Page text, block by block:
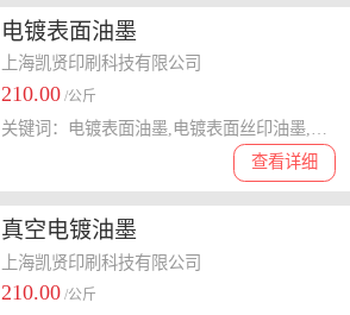
电镀表面油墨
上海凯贤印刷科技有限公司
210.00 /公斤
查看详细
关键词：电镀表面油墨,电镀表面丝印油墨,电镀表面移印油墨
真空电镀油墨
上海凯贤印刷科技有限公司
210.00 /公斤